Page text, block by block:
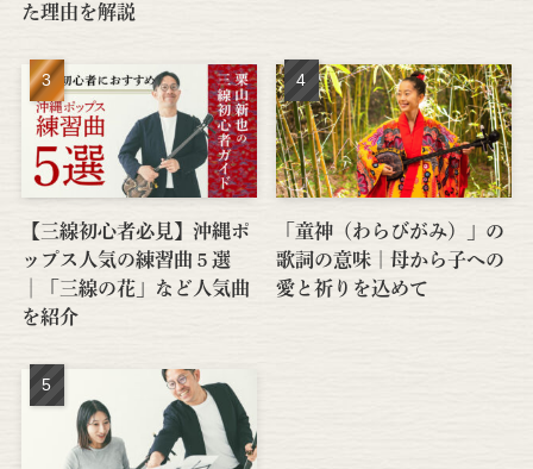
た理由を解説
【三線初心者必見】沖縄ポ
ップス人気の練習曲５選
│「三線の花」など人気曲
を紹介
「童神（わらびがみ）」の
歌詞の意味｜母から子への
愛と祈りを込めて